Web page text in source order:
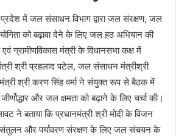
में जल संसाधन विभाग द्वारा जल संरक्षण, जल
को बढ़ावा देने के लिए जल हठ अभियान की
ग्रामीणविकास मंत्री के विधानसभा कक्ष में
श्री प्रहलाद पटेल, जल संसाधन मंत्रीश्री
श्री करण सिंह वर्मा ने संयुक्त रूप से बैठक में
और जल क्षमता को बढ़ाने के लिए चर्चा की।
ने बताया कि प्रधानमंत्री श्री मोदी के विजन
और पर्यावरण संरक्षण के लिए जल संचयन के